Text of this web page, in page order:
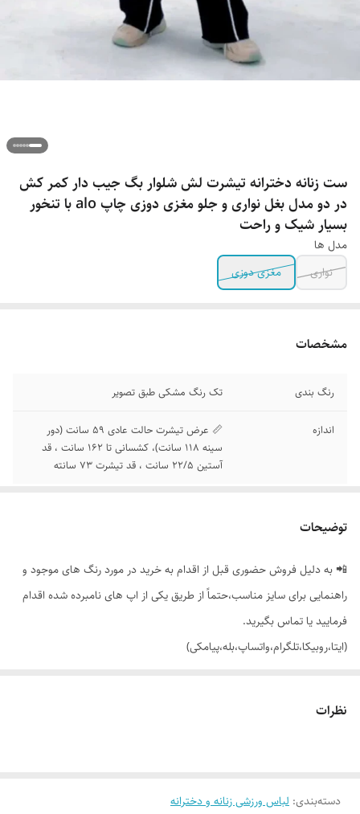
ست زنانه دخترانه تیشرت لش شلوار بگ جیب دار کمر کش
در دو مدل بغل نواری و جلو مغزی دوزی چاپ alo با تنخور
بسیار شیک و راحت
مدل ها
نواری
مغزی دوزی
مشخصات
رنگ بندی تک رنگ مشکی طبق تصویر
اندازه
📏 عرض تیشرت حالت عادی 59 سانت (دور
سینه 118 سانت)، کشسانی تا 162 سانت ، قد
آستین 22/5 سانت ، قد تیشرت 73 سانته
توضیحات
📲 به دلیل فروش حضوری قبل از اقدام به خرید در مورد رنگ های موجود و
راهنمایی برای سایز مناسب،حتماً از طریق یکی از اپ های نامبرده شده اقدام
فرمایید یا تماس بگیرید.
(ایتا،روبیکا،تلگرام،واتساپ،بله،پیامکی)
👌 جنسش: گلکسی پنبه فوق العاده نرم و لطیف 😌
نظرات
دسته‌بندی: لباس ورزشی زنانه و دخترانه